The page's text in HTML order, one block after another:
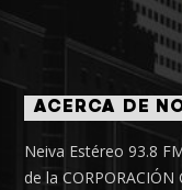
ACERCA DE
Neiva Estéreo 93.8
de la CORPORACIÓN